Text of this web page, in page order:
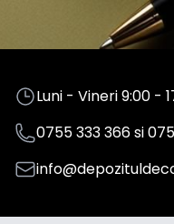
Luni - Vineri 9:00 -
0755 333 366si